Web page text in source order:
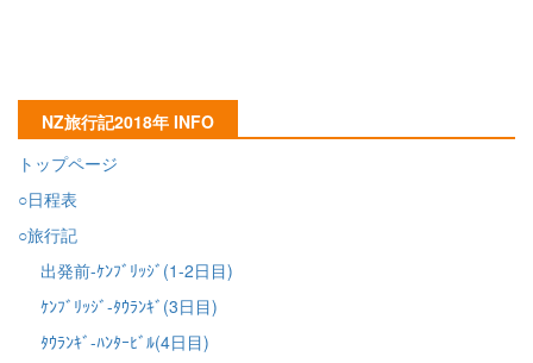
NZ旅行記2018年 INFO
トップページ
○日程表
○旅行記
出発前-ｹﾝﾌﾞﾘｯｼﾞ(1-2日目)
ｹﾝﾌﾞﾘｯｼﾞ-ﾀｳﾗﾝｷﾞ(3日目)
ﾀｳﾗﾝｷﾞ-ﾊﾝﾀｰﾋﾞﾙ(4日目)